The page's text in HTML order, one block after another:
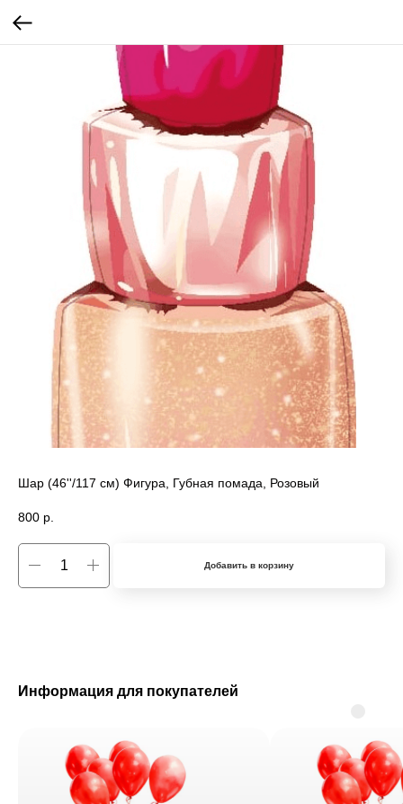
Шар (46''/117 см) Фигура, Губная помада, Розовый
800 р.
Добавить в корзину
Информация для покупателей